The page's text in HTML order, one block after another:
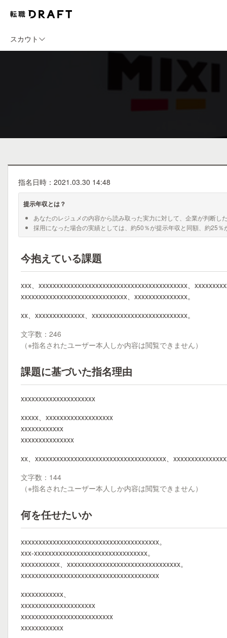
スカウト
指名日時：2021.03.30 14:48
提示年収とは？
あなたのレジュメの内容から読み取った実力に対して、企業が判断し
採用になった場合の実績としては、約50％が提示年収と同額、約25
今抱えている課題
xxx、xxxxxxxxxxxxxxxxxxxxxxxxxxxxxxxxxxxxxxxxxx、
xxxxxxxxxxxxxxxxxxxxxxxxxxxxxx、xxxxxxxxxxxxxxx。
xx、xxxxxxxxxxxxxx、xxxxxxxxxxxxxxxxxxxxxxxxxxx。
文字数：246
（※指名されたユーザー本人しか内容は閲覧できません）
課題に基づいた指名理由
xxxxxxxxxxxxxxxxxxxxx
xxxxx、xxxxxxxxxxxxxxxxxxx
xxxxxxxxxxxx
xxxxxxxxxxxxxxx
xx、xxxxxxxxxxxxxxxxxxxxxxxxxxxxxxxxxxxxx、
文字数：144
（※指名されたユーザー本人しか内容は閲覧できません）
何を任せたいか
xxxxxxxxxxxxxxxxxxxxxxxxxxxxxxxxxxxxxxx。
xxx-xxxxxxxxxxxxxxxxxxxxxxxxxxxxxxxx。
xxxxxxxxxxx、xxxxxxxxxxxxxxxxxxxxxxxxxxxxxxxx。
xxxxxxxxxxxxxxxxxxxxxxxxxxxxxxxxxxxxxxx
xxxxxxxxxxxx、
xxxxxxxxxxxxxxxxxxxxx
xxxxxxxxxxxxxxxxxxxxxxxxxx
xxxxxxxxxxxx